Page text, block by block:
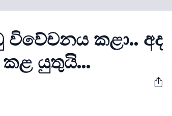
කළා.. අද
යුතුයි...